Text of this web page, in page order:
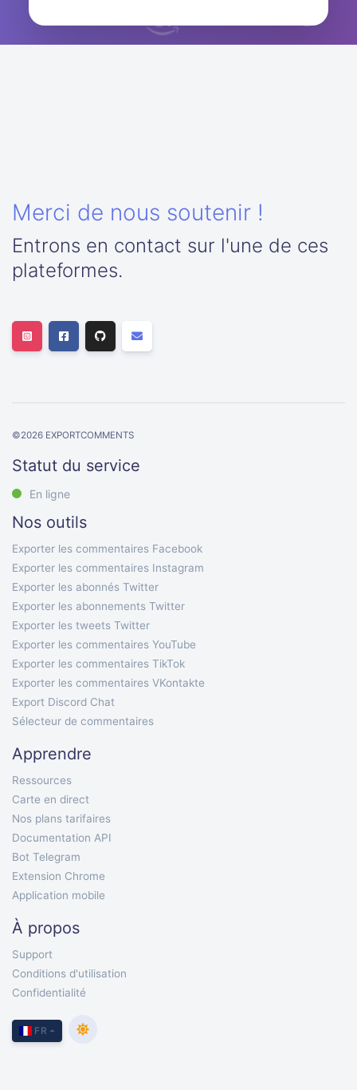
Merci de nous soutenir !
Entrons en contact sur l'une de ces
plateformes.
©2026 EXPORTCOMMENTS
Statut du service
En ligne
Nos outils
Exporter les commentaires Facebook
Exporter les commentaires Instagram
Exporter les abonnés Twitter
Exporter les abonnements Twitter
Exporter les tweets Twitter
Exporter les commentaires YouTube
Exporter les commentaires TikTok
Exporter les commentaires VKontakte
Export Discord Chat
Sélecteur de commentaires
Apprendre
Ressources
Carte en direct
Nos plans tarifaires
Documentation API
Bot Telegram
Extension Chrome
Application mobile
À propos
Support
Conditions d'utilisation
Confidentialité
FR